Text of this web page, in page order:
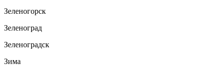
Зеленогорск
Зеленоград
Зеленоградск
Зима